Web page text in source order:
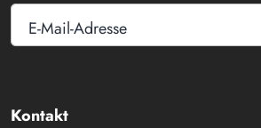
E-Mail-Adresse
Kontakt